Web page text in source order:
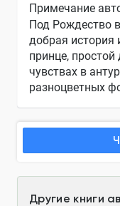
Примечание
Под Рождество
добрая история
принце,
чувствах в
разноцветных
Другие книги